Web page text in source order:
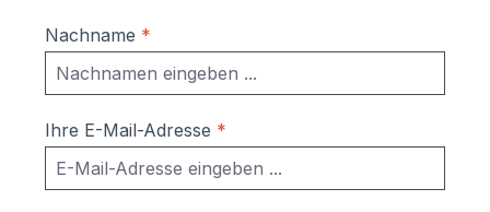
Nachname *
Ihre E-Mail-Adresse *